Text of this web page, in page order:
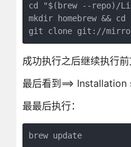
cd "$(brew --repo)/
mkdir homebrew && cd
git clone git://
成功执行之后继续执行前
最后看到==> Installation
最最后执行：
brew update